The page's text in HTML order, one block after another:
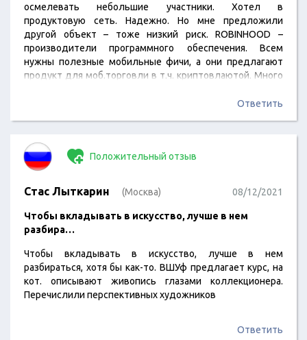
осмелевать небольшие участники. Хотел в
продуктовую сеть. Надежно. Но мне предложили
другой объект – тоже низкий риск. ROBINHOOD –
производители программного обеспечения. Всем
нужны полезные мобильные фичи, а они предлагают
продукт для моб.торговли в т.ч. криптовлаютой. Много
отсутствие по некоторым позициям. Есть базовый и
расходами.
Ответить
Положительный отзыв
Стас Лыткарин (Москва) 08/12/2021
Чтобы вкладывать в искусство, лучше в нем
разбира…
Чтобы вкладывать в искусство, лучше в нем
разбираться, хотя бы как-то. ВШУф предлагает курс, на
кот. описывают живопись глазами коллекционера.
Перечислили перспективных художников
Ответить